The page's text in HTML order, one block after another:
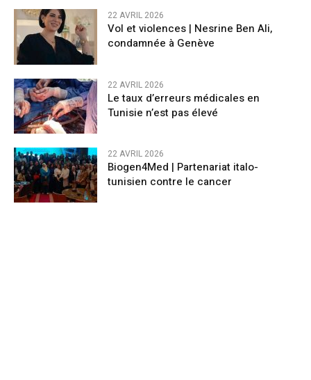
22 AVRIL 2026
Vol et violences | Nesrine Ben Ali,
condamnée à Genève
22 AVRIL 2026
Le taux d’erreurs médicales en
Tunisie n’est pas élevé
22 AVRIL 2026
Biogen4Med | Partenariat italo-
tunisien contre le cancer